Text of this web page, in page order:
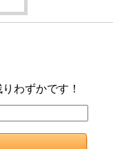
わずかです！